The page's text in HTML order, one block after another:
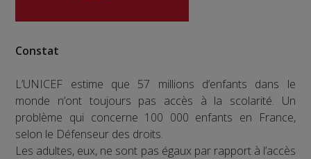
Constat
L’UNICEF estime que 57 millions d’enfants dans le
monde n’ont toujours pas accès à la scolarité. Un
problème qui concerne 100 000 enfants en France,
selon le Défenseur des droits.
Les adultes, eux, ne sont pas égaux par rapport à l’accès